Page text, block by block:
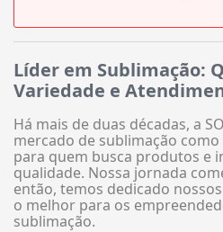
Líder em Sublimação:
Variedade e
Há mais de duas décadas, a
mercado de sublimação
para quem busca produtos e
qualidade. Nossa jornada
então, temos dedicado
o melhor para os
sublimação.